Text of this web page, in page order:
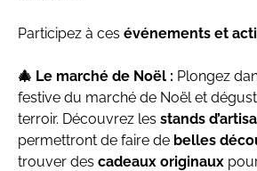
Participez à ces événements et
🎄 Le marché de Noël : Plongez
festive du marché de Noël et
terroir. Découvrez les stands
permettront de faire de belles
trouver des cadeaux originaux